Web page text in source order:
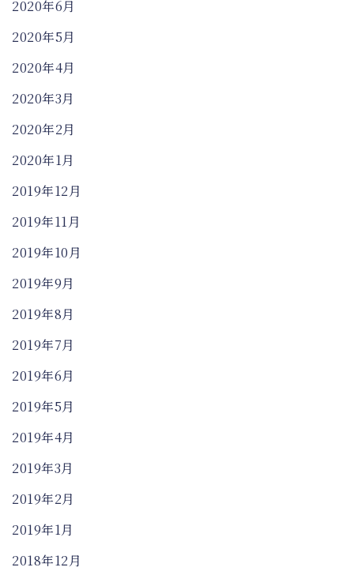
2020年6月
2020年5月
2020年4月
2020年3月
2020年2月
2020年1月
2019年12月
2019年11月
2019年10月
2019年9月
2019年8月
2019年7月
2019年6月
2019年5月
2019年4月
2019年3月
2019年2月
2019年1月
2018年12月